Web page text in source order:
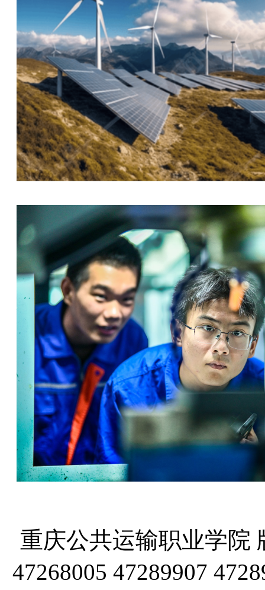
重庆公共运输职业学院
47268005 47289907